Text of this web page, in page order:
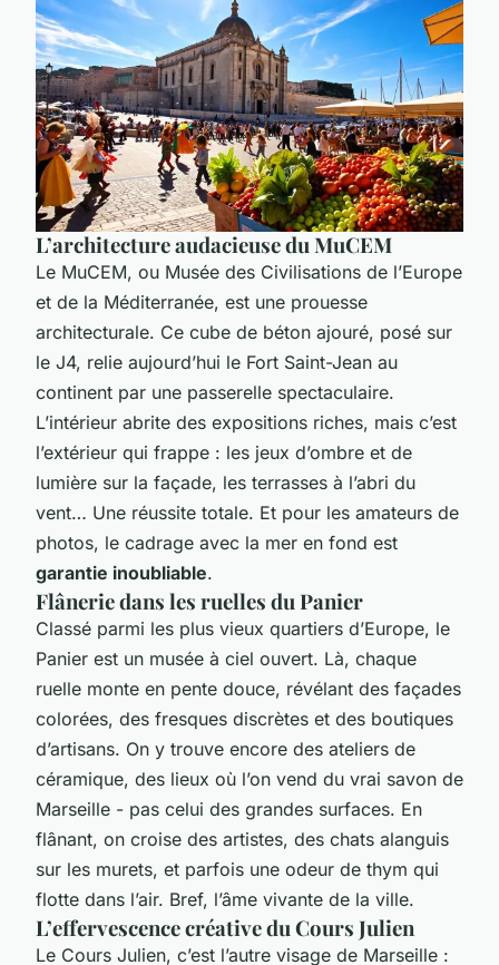
L’architecture audacieuse du MuCEM
Le MuCEM, ou Musée des Civilisations de l’Europe
et de la Méditerranée, est une prouesse
architecturale. Ce cube de béton ajouré, posé sur
le J4, relie aujourd’hui le Fort Saint-Jean au
continent par une passerelle spectaculaire.
L’intérieur abrite des expositions riches, mais c’est
l’extérieur qui frappe : les jeux d’ombre et de
lumière sur la façade, les terrasses à l’abri du
vent… Une réussite totale. Et pour les amateurs de
photos, le cadrage avec la mer en fond est
garantie inoubliable.
Flânerie dans les ruelles du Panier
Classé parmi les plus vieux quartiers d’Europe, le
Panier est un musée à ciel ouvert. Là, chaque
ruelle monte en pente douce, révélant des façades
colorées, des fresques discrètes et des boutiques
d’artisans. On y trouve encore des ateliers de
céramique, des lieux où l’on vend du vrai savon de
Marseille - pas celui des grandes surfaces. En
flânant, on croise des artistes, des chats alanguis
sur les murets, et parfois une odeur de thym qui
flotte dans l’air. Bref, l’âme vivante de la ville.
L’effervescence créative du Cours Julien
Le Cours Julien, c’est l’autre visage de Marseille :